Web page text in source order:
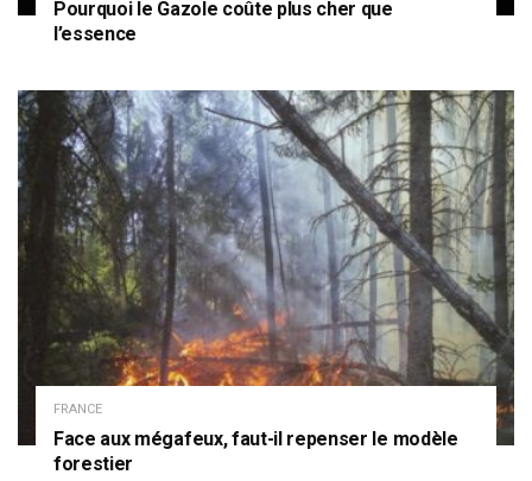
Pourquoi le Gazole coûte plus cher que
l’essence
FRANCE
Face aux mégafeux, faut-il repenser le modèle
forestier